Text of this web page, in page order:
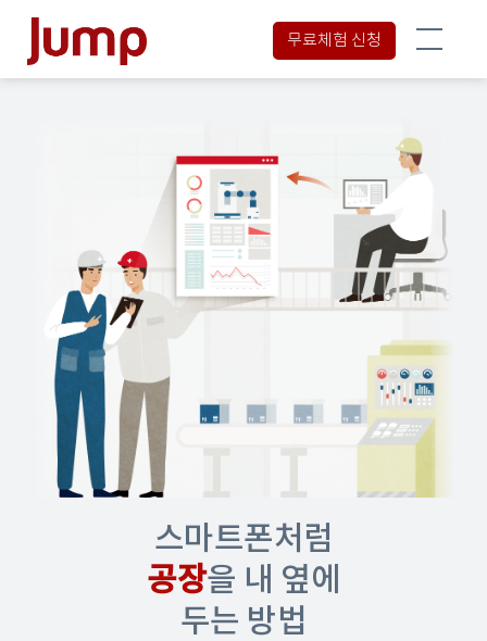
무료체험 신청
스마트폰처럼
공장을 내 옆에
두는 방법